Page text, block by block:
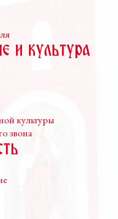
и культура
культуры
звона